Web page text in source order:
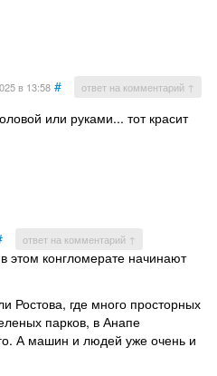
в 13:58 # ответ на комментарий ↑
или руками... тот красит
ответ на комментарий ↑
этом конгломерате начинают
Ростова, где много просторных
парков, в Анапе
А машин и людей уже очень и